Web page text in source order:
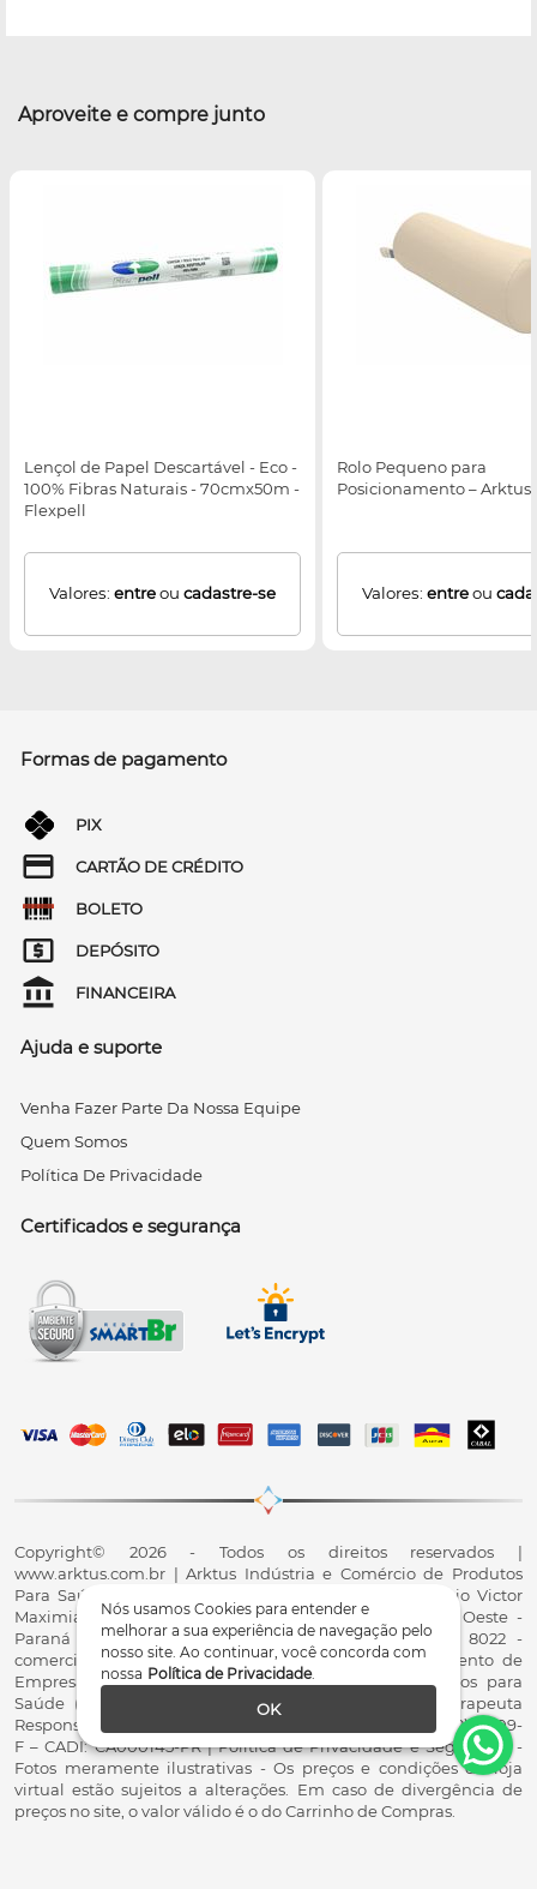
Nós usamos Cookies para entender e
melhorar a sua experiência de navegação pelo
nosso site. Ao continuar, você concorda com
nossa Política de Privacidade.
OK
Aproveite e compre junto
Lençol de Papel Descartável - Eco -
100% Fibras Naturais - 70cmx50m -
Flexpell
Valores: entreou cadastre-se
Rolo Pequeno para
Posicionamento – Arktus
Valores: entreou
Formas de pagamento
PIX
CARTÃO DE CRÉDITO
BOLETO
DEPÓSITO
FINANCEIRA
Ajuda e suporte
Venha Fazer Parte Da Nossa Equipe
Quem Somos
Política De Privacidade
Certificados e segurança
Copyright© 2026 - Todos os direitos reservados |
www.arktus.com.br | Arktus Indústria e Comércio de Produtos
Para Saúde Ltda | CNPJ: 01.417.367/0001-78 | R. Antônio Victor
Maximiano, 107, Parque Industrial II, Santa Tereza do Oeste -
Paraná - CEP 85825-900 - Fale conosco: 0800 200 8022 -
comercial@arktus.com.br | Autorização de Funcionamento de
Empresa - AFE/ANVISA - Para Fabricação de Produtos para
Saúde (Correlatos): 8.02.844-5 (UX418X102741) - Fisioterapeuta
Responsável Técnico Dr. Alex Fernando Zani - Crefito8(PR): 8409-
F – CADI: CA000145-PR | Política de Privacidade e Segurança -
Fotos meramente ilustrativas - Os preços e condições da loja
virtual estão sujeitos a alterações. Em caso de divergência de
preços no site, o valor válido é o do Carrinho de Compras.